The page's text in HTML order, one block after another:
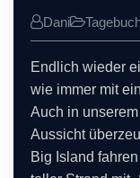
Dani
Endlich wieder
wie immer mit
Auch in
Aussicht
Big Island